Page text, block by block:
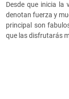
Desde que inicia la
denotan fuerza y
principal son
que las disfrutarás